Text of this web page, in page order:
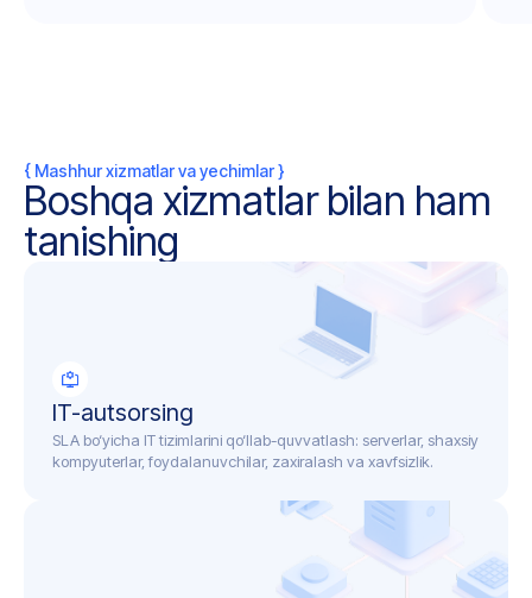
{ Mashhur xizmatlar va yechimlar }
Boshqa xizmatlar bilan ham
tanishing
IT-autsorsing
SLA bo‘yicha IT tizimlarini qo‘llab-quvvatlash: serverlar, shaxsiy
kompyuterlar, foydalanuvchilar, zaxiralash va xavfsizlik.